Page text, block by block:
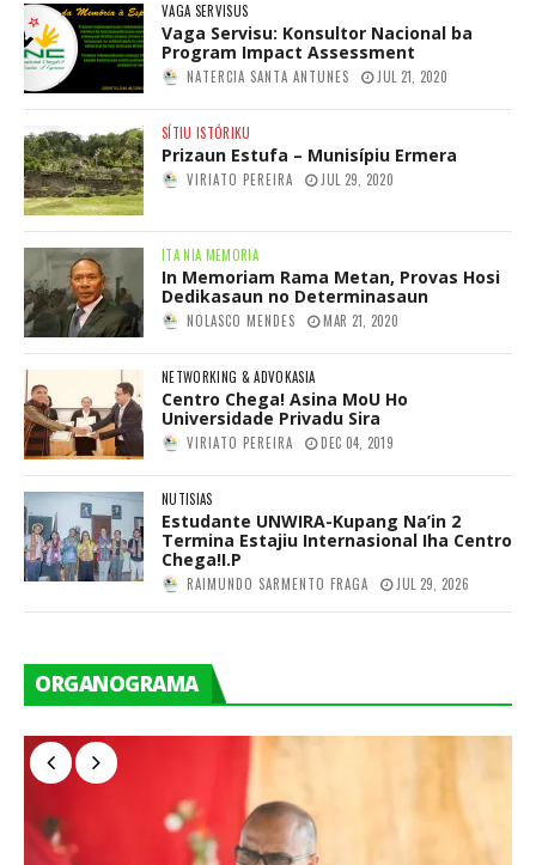
VAGA SERVISUS
Vaga Servisu: Konsultor Nacional ba
Program Impact Assessment
NATERCIA SANTA ANTUNES JUL 21, 2020
SÍTIU ISTÓRIKU
Prizaun Estufa – Munisípiu Ermera
VIRIATO PEREIRA JUL 29, 2020
ITA NIA MEMORIA
In Memoriam Rama Metan, Provas Hosi
Dedikasaun no Determinasaun
NOLASCO MENDES MAR 21, 2020
NETWORKING & ADVOKASIA
Centro Chega! Asina MoU Ho
Universidade Privadu Sira
VIRIATO PEREIRA DEC 04, 2019
NUTISIAS
Estudante UNWIRA-Kupang Na’in 2
Termina Estajiu Internasional Iha Centro
Chega!I.P
RAIMUNDO SARMENTO FRAGA JUL 29, 2026
ORGANOGRAMA